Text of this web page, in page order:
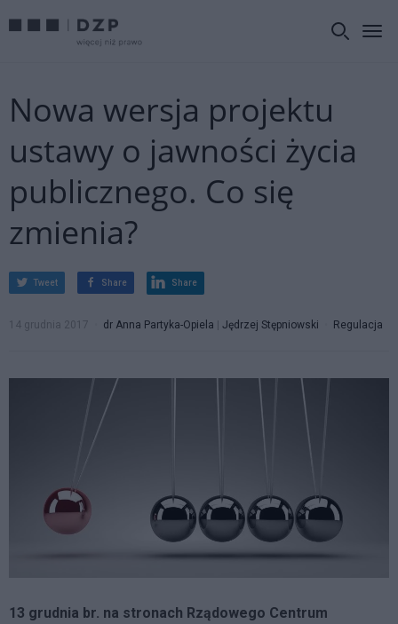
Nowa wersja projektu
ustawy o jawności życia
publicznego. Co się
zmienia?
Tweet Share Share
14 grudnia 2017 dr Anna Partyka-Opiela | Jędrzej Stępniowski Regulacja
13 grudnia br. na stronach Rządowego Centrum